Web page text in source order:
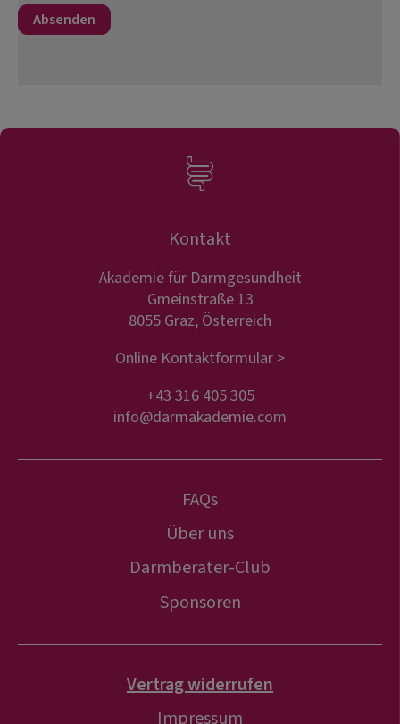
Kontakt
Akademie für Darmgesundheit
Gmeinstraße 13
8055 Graz, Österreich
Online Kontaktformular >
+43 316 405 305
info@darmakademie.com
FAQs
Über uns
Darmberater-Club
Sponsoren
Vertrag widerrufen
Impressum